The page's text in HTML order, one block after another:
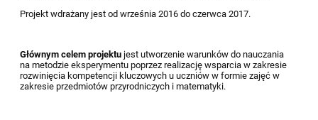
Projekt wdrażany jest od września 2016 do czerwca 2017.
Głównym celem projektu jest utworzenie warunków do nauczania
na metodzie eksperymentu poprzez realizację wsparcia w zakresie
rozwinięcia kompetencji kluczowych u uczniów w formie zajęć w
zakresie przedmiotów przyrodniczych i matematyki.